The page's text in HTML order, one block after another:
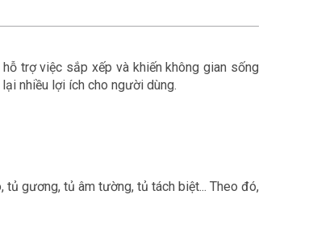
trợ việc sắp xếp và khiến không gian sống
nhiều lợi ích cho người dùng.
gương, tủ âm tường, tủ tách biệt... Theo đó,